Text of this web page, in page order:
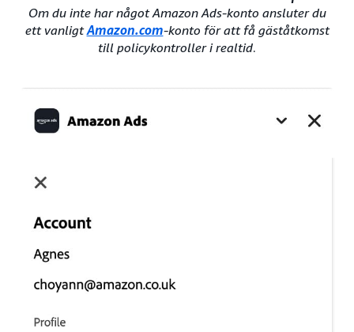
Om du inte har något Amazon Ads-konto ansluter du
ett vanligtAmazon.com-konto för att få gäståtkomst
till policykontroller i realtid.